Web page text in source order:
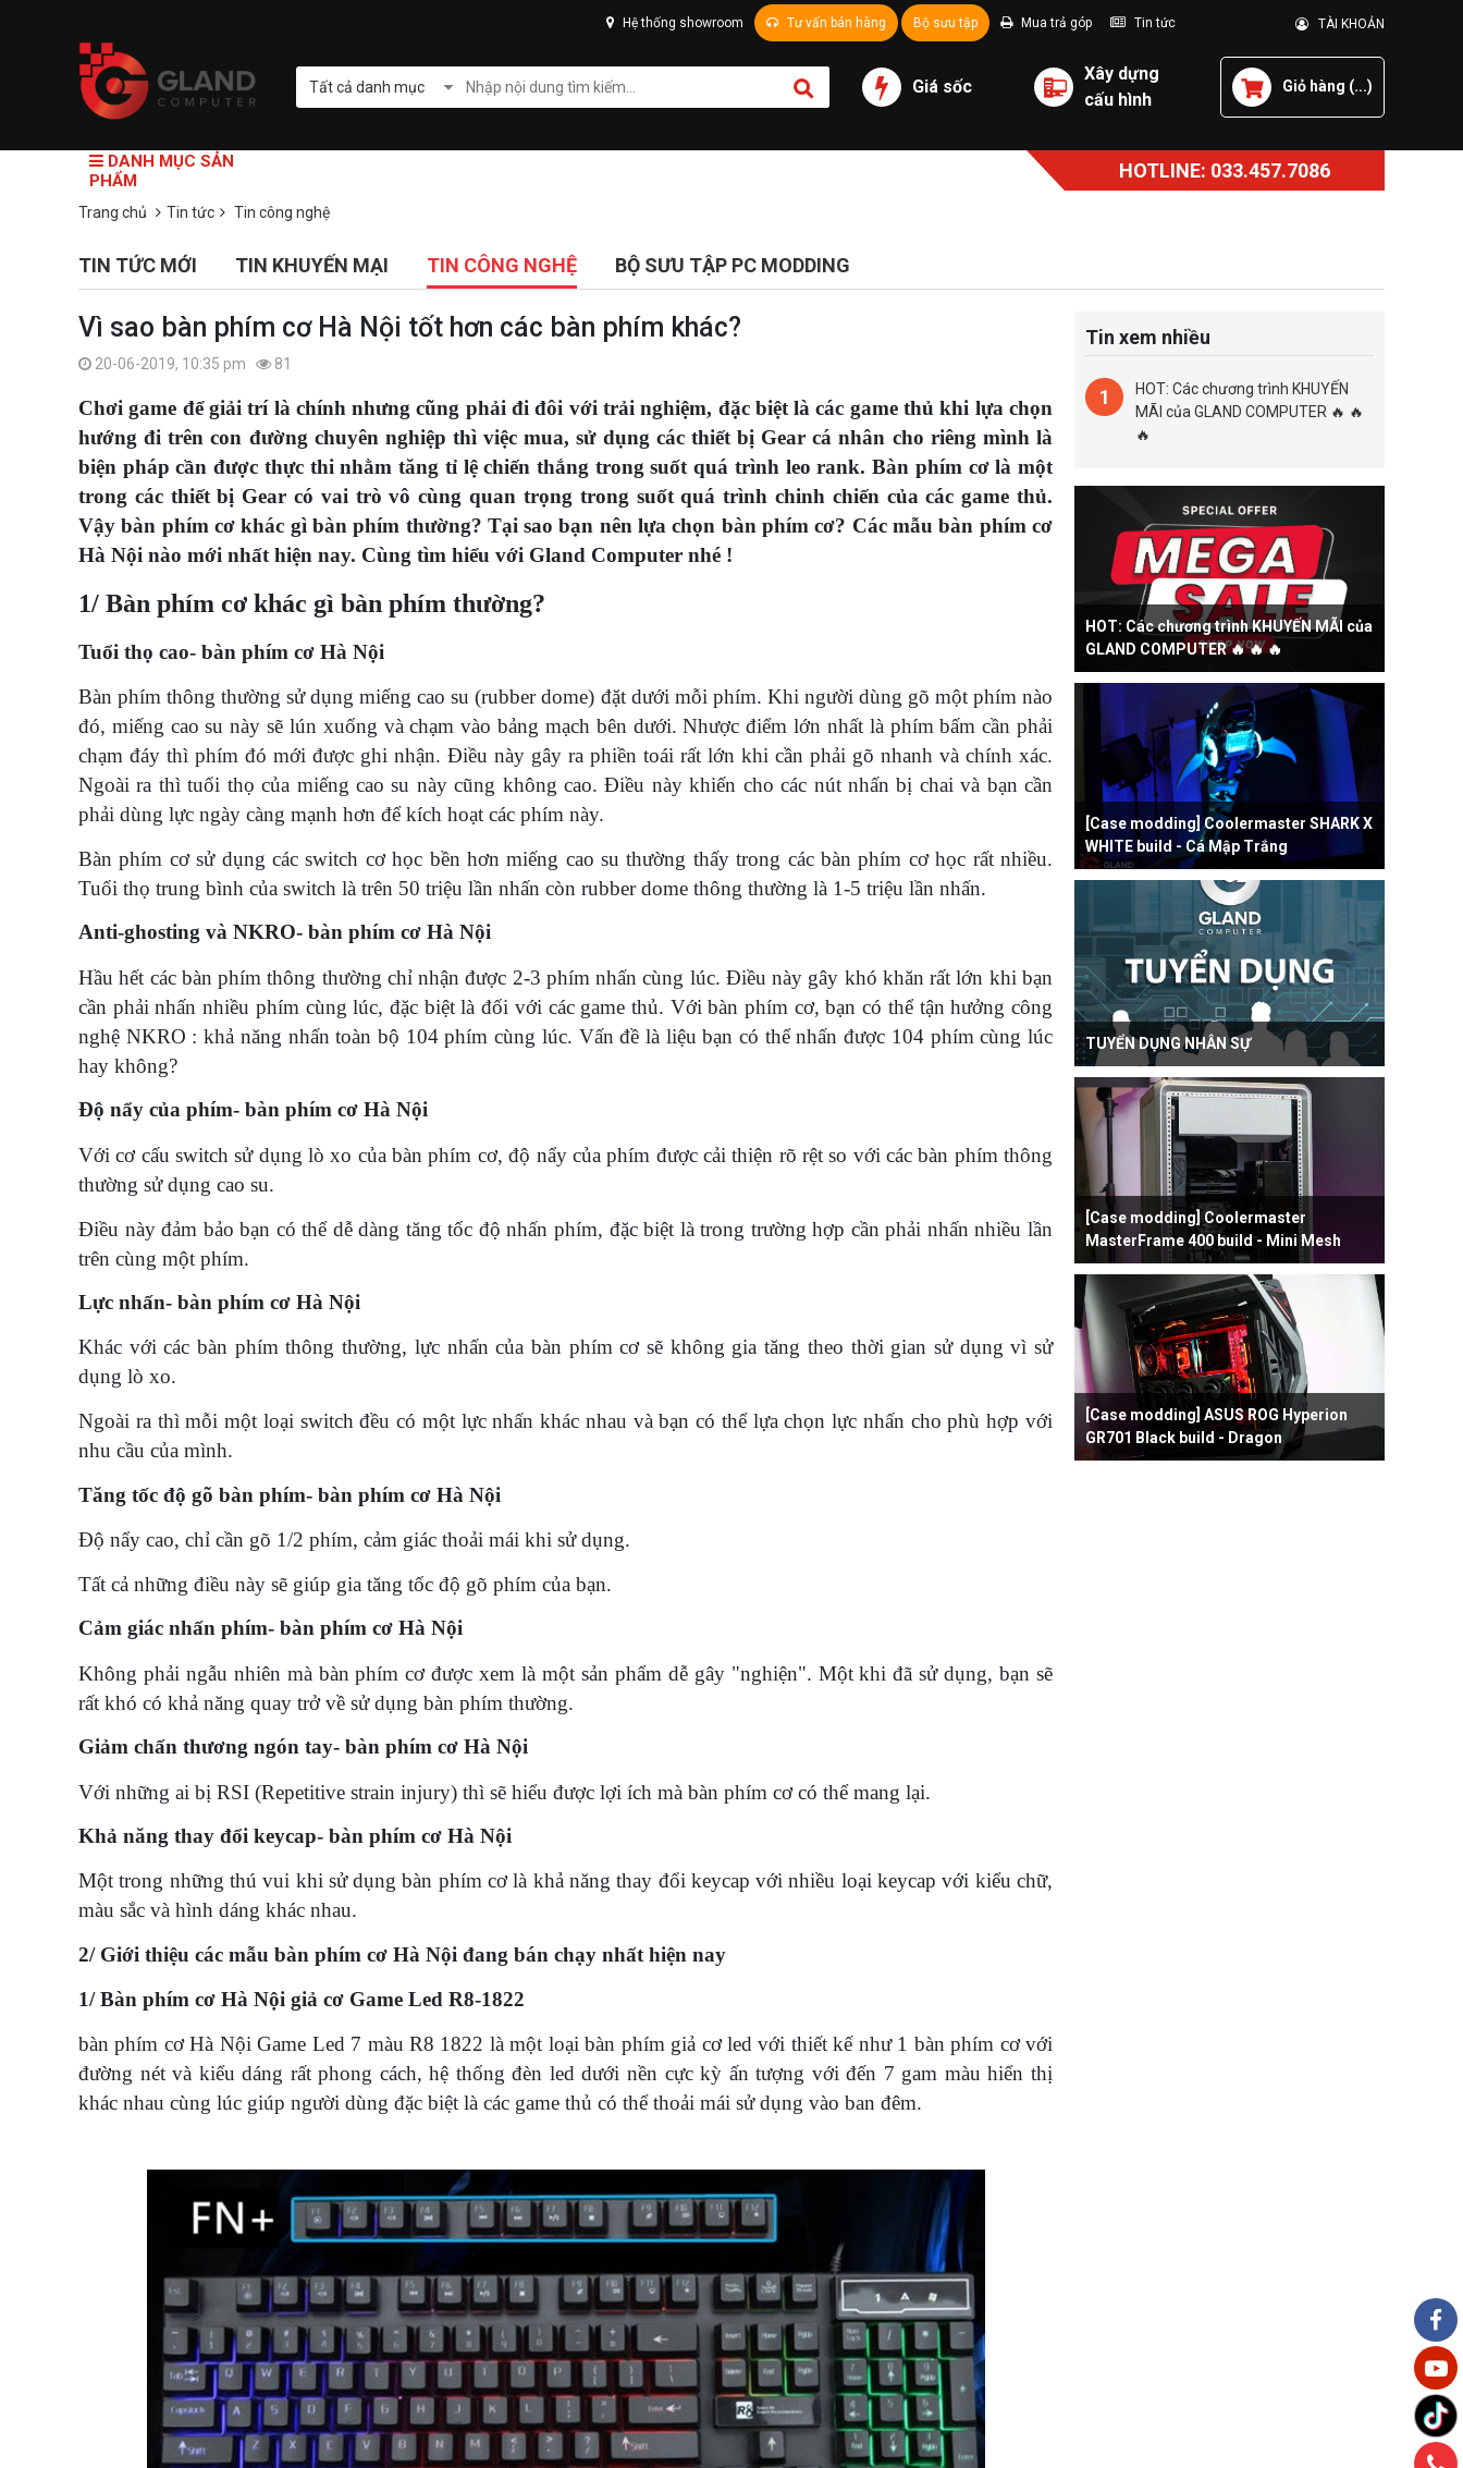
Hệ thống showroom Tư vấn bán hàng Bộ sưu tập Mua trả góp Tin tức TÀI KHOẢN
Tất cả danh mục Giá sốc
Xây dựng
cấu hình
Giỏ hàng (...)
DANH MỤC SẢN
PHẨM
HOTLINE: 033.457.7086
Trang chủ Tin tức Tin công nghệ
TIN TỨC MỚI TIN KHUYẾN MẠI TIN CÔNG NGHỆ BỘ SƯU TẬP PC MODDING
Vì sao bàn phím cơ Hà Nội tốt hơn các bàn phím khác?
20-06-2019, 10:35 pm 81
Chơi game để giải trí là chính nhưng cũng phải đi đôi với trải nghiệm, đặc biệt là các game thủ khi lựa chọn
hướng đi trên con đường chuyên nghiệp thì việc mua, sử dụng các thiết bị Gear cá nhân cho riêng mình là
biện pháp cần được thực thi nhằm tăng tỉ lệ chiến thắng trong suốt quá trình leo rank. Bàn phím cơ là một
trong các thiết bị Gear có vai trò vô cùng quan trọng trong suốt quá trình chinh chiến của các game thủ.
Vậy bàn phím cơ khác gì bàn phím thường? Tại sao bạn nên lựa chọn bàn phím cơ? Các mẫu bàn phím cơ
Hà Nội nào mới nhất hiện nay. Cùng tìm hiểu với Gland Computer nhé !
1/ Bàn phím cơ khác gì bàn phím thường?
Tuổi thọ cao- bàn phím cơ Hà Nội
Bàn phím thông thường sử dụng miếng cao su (rubber dome) đặt dưới mỗi phím. Khi người dùng gõ một phím nào
đó, miếng cao su này sẽ lún xuống và chạm vào bảng mạch bên dưới. Nhược điểm lớn nhất là phím bấm cần phải
chạm đáy thì phím đó mới được ghi nhận. Điều này gây ra phiền toái rất lớn khi cần phải gõ nhanh và chính xác.
Ngoài ra thì tuổi thọ của miếng cao su này cũng không cao. Điều này khiến cho các nút nhấn bị chai và bạn cần
phải dùng lực ngày càng mạnh hơn để kích hoạt các phím này.
Bàn phím cơ sử dụng các switch cơ học bền hơn miếng cao su thường thấy trong các bàn phím cơ học rất nhiều.
Tuổi thọ trung bình của switch là trên 50 triệu lần nhấn còn rubber dome thông thường là 1-5 triệu lần nhấn.
Anti-ghosting và NKRO- bàn phím cơ Hà Nội
Hầu hết các bàn phím thông thường chỉ nhận được 2-3 phím nhấn cùng lúc. Điều này gây khó khăn rất lớn khi bạn
cần phải nhấn nhiều phím cùng lúc, đặc biệt là đối với các game thủ. Với bàn phím cơ, bạn có thể tận hưởng công
nghệ NKRO : khả năng nhấn toàn bộ 104 phím cùng lúc. Vấn đề là liệu bạn có thể nhấn được 104 phím cùng lúc
hay không?
Độ nẩy của phím- bàn phím cơ Hà Nội
Với cơ cấu switch sử dụng lò xo của bàn phím cơ, độ nẩy của phím được cải thiện rõ rệt so với các bàn phím thông
thường sử dụng cao su.
Điều này đảm bảo bạn có thể dễ dàng tăng tốc độ nhấn phím, đặc biệt là trong trường hợp cần phải nhấn nhiều lần
trên cùng một phím.
Lực nhấn- bàn phím cơ Hà Nội
Khác với các bàn phím thông thường, lực nhấn của bàn phím cơ sẽ không gia tăng theo thời gian sử dụng vì sử
dụng lò xo.
Ngoài ra thì mỗi một loại switch đều có một lực nhấn khác nhau và bạn có thể lựa chọn lực nhấn cho phù hợp với
nhu cầu của mình.
Tăng tốc độ gõ bàn phím- bàn phím cơ Hà Nội
Độ nẩy cao, chỉ cần gõ 1/2 phím, cảm giác thoải mái khi sử dụng.
Tất cả những điều này sẽ giúp gia tăng tốc độ gõ phím của bạn.
Cảm giác nhấn phím- bàn phím cơ Hà Nội
Không phải ngẫu nhiên mà bàn phím cơ được xem là một sản phẩm dễ gây "nghiện". Một khi đã sử dụng, bạn sẽ
rất khó có khả năng quay trở về sử dụng bàn phím thường.
Giảm chấn thương ngón tay- bàn phím cơ Hà Nội
Với những ai bị RSI (Repetitive strain injury) thì sẽ hiểu được lợi ích mà bàn phím cơ có thể mang lại.
Khả năng thay đổi keycap- bàn phím cơ Hà Nội
Một trong những thú vui khi sử dụng bàn phím cơ là khả năng thay đổi keycap với nhiều loại keycap với kiểu chữ,
màu sắc và hình dáng khác nhau.
2/ Giới thiệu các mẫu bàn phím cơ Hà Nội đang bán chạy nhất hiện nay
1/ Bàn phím cơ Hà Nội giả cơ Game Led R8-1822
bàn phím cơ Hà Nội Game Led 7 màu R8 1822 là một loại bàn phím giả cơ led với thiết kế như 1 bàn phím cơ với
đường nét và kiểu dáng rất phong cách, hệ thống đèn led dưới nền cực kỳ ấn tượng với đến 7 gam màu hiển thị
khác nhau cùng lúc giúp người dùng đặc biệt là các game thủ có thể thoải mái sử dụng vào ban đêm.
Tin xem nhiều
1
HOT: Các chương trình KHUYẾN
MÃI của GLAND COMPUTER 🔥 🔥
🔥
HOT: Các chương trình KHUYẾN MÃI của
GLAND COMPUTER 🔥 🔥 🔥
[Case modding] Coolermaster SHARK X
WHITE build - Cá Mập Trắng
TUYỂN DỤNG NHÂN SỰ
[Case modding] Coolermaster
MasterFrame 400 build - Mini Mesh
[Case modding] ASUS ROG Hyperion
GR701 Black build - Dragon